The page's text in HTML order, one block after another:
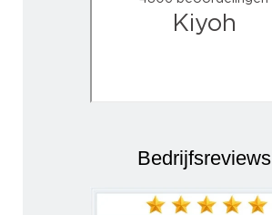
Bedrijfsreviews